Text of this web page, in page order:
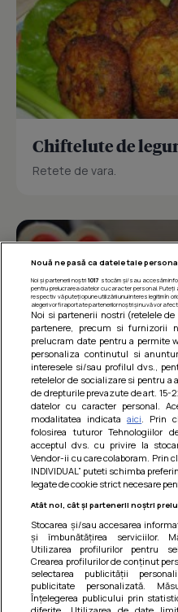
Chiftelute de
Retete de vara.
Barcute din vinete
Un deliciu usor de
Nouă ne pasă ca datele tale
Noi și partenerii noștri 1017 stocăm și/sau accesăm
pentru prelucrarea datelor cu caracter personal.
respectiv vă puteți opune utilizării unui interes legitim în
alegeri vor fi raportate partenerilor noștri și nu vă vor
Noi si partenerii nostri (retelele
partenere, precum si furnizorii
prelucram date pentru a permite
personaliza continutul si
interesele si/sau profilul dvs.,
retelelor de socializare si pentru
de drepturile prevazute de art. 15-
datelor cu caracter personal.
modalitatea indicataaici . Prin
folosirea tuturor Tehnologiilor
acceptul dvs. cu privire la
Vendor-ii cu care colaboram. Prin
INDIVIDUAL” puteti schimba
legate de cookie strict necesare
Atât noi, cât și partenerii noștri
Stocarea și/sau accesarea
și îmbunătățirea serviciilor.
Utilizarea profilurilor pentru
Crearea profilurilor de conținut
selectarea publicității
publicitate personalizată.
Înțelegerea publicului prin